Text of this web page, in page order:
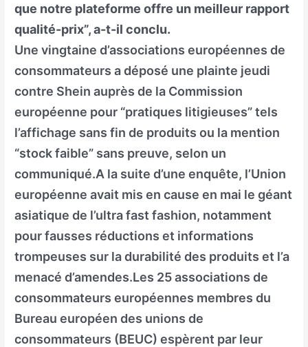
que notre plateforme offre un meilleur rapport
qualité-prix”, a-t-il conclu.
Une vingtaine d’associations européennes de
consommateurs a déposé une plainte jeudi
contre Shein auprès de la Commission
européenne pour “pratiques litigieuses” tels
l’affichage sans fin de produits ou la mention
“stock faible” sans preuve, selon un
communiqué.A la suite d’une enquête, l’Union
européenne avait mis en cause en mai le géant
asiatique de l’ultra fast fashion, notamment
pour fausses réductions et informations
trompeuses sur la durabilité des produits et l’a
menacé d’amendes.Les 25 associations de
consommateurs européennes membres du
Bureau européen des unions de
consommateurs (BEUC) espèrent par leur